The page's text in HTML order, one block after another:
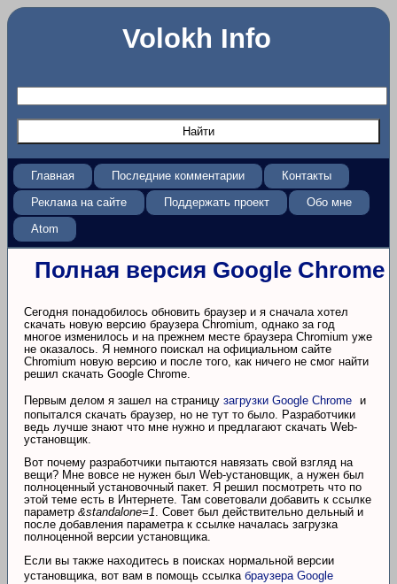
Volokh Info
Главная Последние комментарии
Контакты
Реклама на сайте
Поддержать проект
Обо мне
Atom
Полная версия Google Chrome
Сегодня понадобилось обновить браузер и я сначала хотел
скачать новую версию браузера Chromium, однако за год
многое изменилось и на прежнем месте браузера Chromium уже
не оказалось. Я немного поискал на официальном сайте
Chromium новую версию и после того, как ничего не смог найти
решил скачать Google Chrome.
Первым делом я зашел на страницу загрузки Google Chrome и
попытался скачать браузер, но не тут то было. Разработчики
ведь лучше знают что мне нужно и предлагают скачать Web-
установщик.
Вот почему разработчики пытаются навязать свой взгляд на
вещи? Мне вовсе не нужен был Web-установщик, а нужен был
полноценный установочный пакет. Я решил посмотреть что по
этой теме есть в Интернете. Там советовали добавить к ссылке
параметр &standalone=1. Совет был действительно дельный и
после добавления параметра к ссылке началась загрузка
полноценной версии установщика.
Если вы также находитесь в поисках нормальной версии
установщика, вот вам в помощь ссылка браузера Google